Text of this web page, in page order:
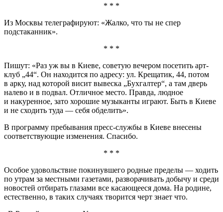
* * *
Из Москвы телеграфируют: «Жалко, что ты не спер
подстаканник».
* * *
Пишут: «Раз уж вы в Киеве, советую вечером посетить арт-
клуб „44“. Он находится по адресу: ул. Крещатик, 44, потом
в арку, над которой висит вывеска „Бухгалтер“, а там дверь
налево и в подвал. Отличное место. Правда, людное
и накуренное, зато хорошие музыканты играют. Быть в Киеве
и не сходить туда — себя обделить».
В программу пребывания пресс-службы в Киеве внесены
соответствующие изменения. Спасибо.
* * *
Особое удовольствие покинувшего родные пределы — ходить
по утрам за местными газетами, разворачивать добычу и среди
новостей отбирать глазами все касающееся дома. На родине,
естественно, в таких случаях творится черт знает что.